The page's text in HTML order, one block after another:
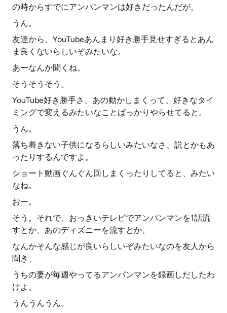
の時からすでにアンパンマンは好きだったんだが。
うん。
友達から、YouTubeあんまり好き勝手見せすぎるとあん
ま良くないらしいぞみたいな。
あーなんか聞くね。
そうそうそう。
YouTube好き勝手さ、あの動かしまくって、好きなタイ
ミングで変えるみたいなことばっかりやらせてると。
うん。
落ち着きない子供になるらしいみたいなさ、説とかもあ
ったりするんですよ。
ショート動画ぐんぐん回しまくったりしてると、みたい
なね。
おー。
そう。それで、おっきいテレビでアンパンマンを1話流
すとか、あのディズニーを流すとか、
なんかそんな感じが良いらしいぞみたいなのを友人から
聞き、
うちの妻が毎週やってるアンパンマンを録画しだしたわ
けよ。
うんうんうん。